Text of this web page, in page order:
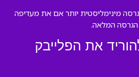
מינימליסטית יותר אם את מעדיפה
הגרסה המלאה.
את הפלייבק